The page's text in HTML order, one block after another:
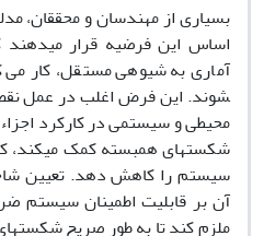
بسیاری از مهندسان و محققان،
اساس این فرضیه قرار
شوند. این فرض اغلب در عمل
محیطی و سیستمی در کارکرد اجزاء
شکست­­های همبسته کمک می­کند،
سیستم را کاهش دهد. تعیین
آن بر قابلیت اطمینان سیستم
ملزم کند تا به طور صریح